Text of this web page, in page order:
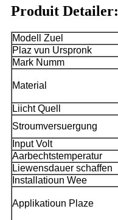
Produit Detailer:
Modell Zuel
Plaz vun Urspronk
Mark Numm
Material
Liicht Quell
Stroumversuergung
Input Volt
Aarbechtstemperatur
Liewensdauer schaffen
Installatioun Wee
Applikatioun Plaze